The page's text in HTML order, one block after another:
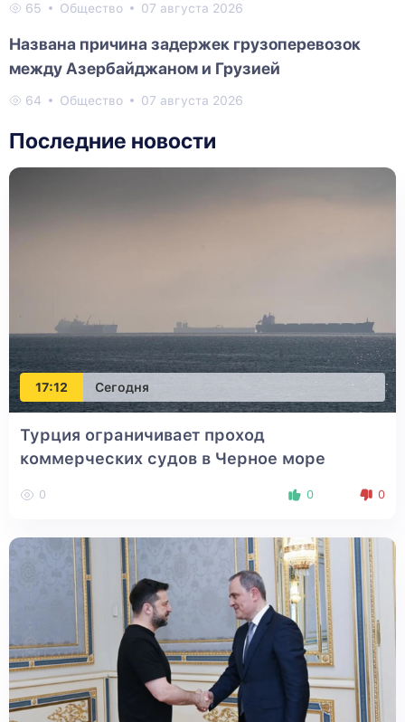
65 Общество 07 августа 2026
Названа причина задержек грузоперевозок
между Азербайджаном и Грузией
64 Общество 07 августа 2026
Последние новости
17:12 Сегодня
Турция ограничивает проход
коммерческих судов в Черное море
0 0 0